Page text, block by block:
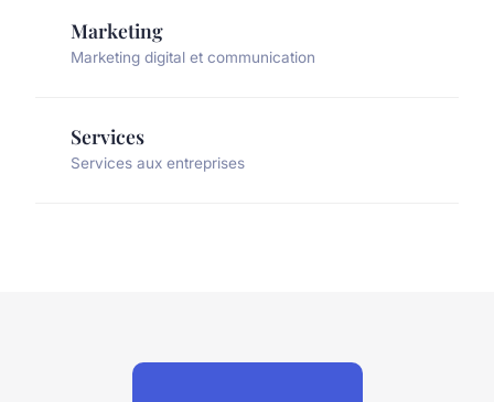
Marketing
Marketing digital et communication
Services
Services aux entreprises